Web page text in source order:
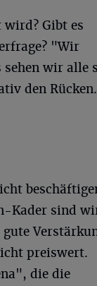
Gibt es
"Wir
sehen wir alle
den Rücken.
Kader sind
preiswert.
die die